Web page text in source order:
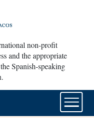
non-profit
and the appropriate
Spanish-speaking